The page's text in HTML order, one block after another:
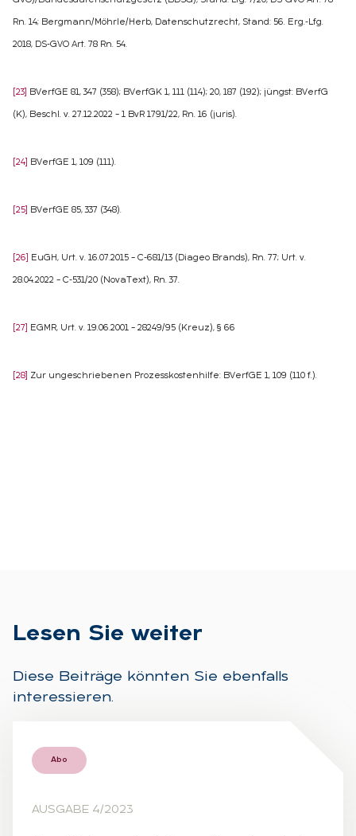
Rn. 14; Bergmann/Möhrle/Herb, Datenschutzrecht, Stand: 56. Erg.-Lfg.
2018, DS-GVO Art. 78 Rn. 54.
[23] BVerfGE 81, 347 (358); BVerfGK 1, 111 (114); 20, 187 (192); jüngst: BVerfG
(K), Beschl. v. 27.12.2022 – 1 BvR 1791/22, Rn. 16 (juris).
[24] BVerfGE 1, 109 (111).
[25] BVerfGE 85, 337 (348).
[26] EuGH, Urt. v. 16.07.2015 – C-681/13 (Diageo Brands), Rn. 77; Urt. v.
28.04.2022 – C-531/20 (NovaText), Rn. 37.
[27] EGMR, Urt. v. 19.06.2001 – 28249/95 (Kreuz), § 66
[28] Zur ungeschriebenen Prozesskostenhilfe: BVerfGE 1, 109 (110 f.).
Le­sen Sie wei­ter
Diese Beiträge könnten Sie ebenfalls
interessieren.
Abo
AUSGABE 4/2023